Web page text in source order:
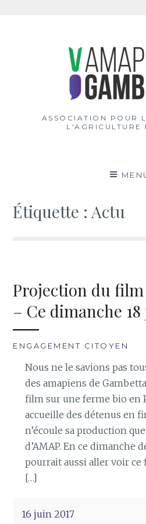
ASSOCIATION POUR
L'AGRICULTURE
Étiquette : Actu
Projection du
– Ce dimanche
ENGAGEMENT CITOYEN
Nous ne le savions pas
des amapiens de
film sur une ferme bio en
accueille des détenus en
n’écoule sa production
d’AMAP. En ce dimanche
pourrait aussi aller voir
[…]
16 juin 2017